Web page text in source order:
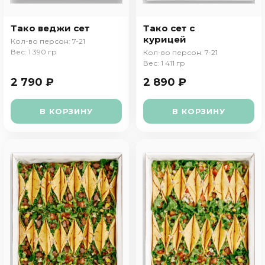
Тако веджи сет
Кол-во персон: 7-21
Вес: 1 390 гр
2 790 ₽
В КОРЗИНУ
Тако сет с
курицей
Кол-во персон: 7-21
Вес: 1 411 гр
2 890 ₽
В КОРЗИНУ